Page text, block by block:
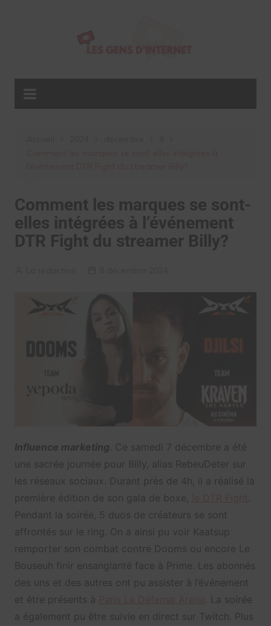
Comment les marques se sont-
elles intégrées à l’événement
DTR Fight du streamer Billy?
Influence marketing . Ce samedi 7 décembre a été
une sacrée journée pour Billy, alias RebeuDeter sur
les réseaux sociaux. Durant près de 4h, il a réalisé la
première édition de son gala de boxe,
Pendant la soirée, 5 duos de créateurs se sont
affrontés sur le ring. On a ainsi pu voir Kaatsup
remporter son combat contre Dooms ou encore Le
Bouseuh finir ensanglanté face à Prime. Les abonnés
des uns et des autres ont pu assister à l’événement
et être présents à
. La soirée
a également pu être suivie en direct sur Twitch. Plus